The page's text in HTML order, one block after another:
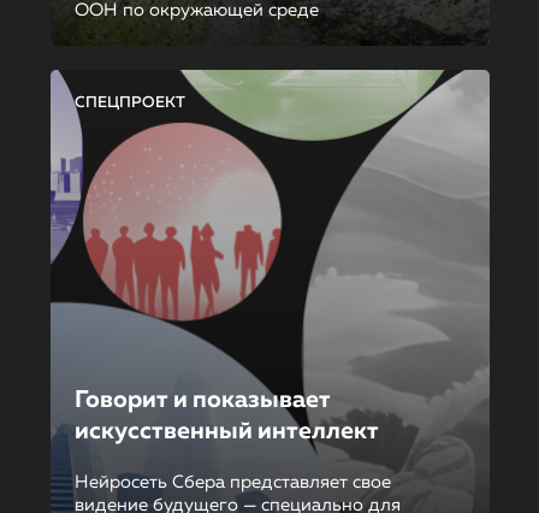
ООН по окружающей среде
СПЕЦПРОЕКТ
Говорит и показывает
искусственный интеллект
Нейросеть Сбера представляет свое
видение будущего — специально для